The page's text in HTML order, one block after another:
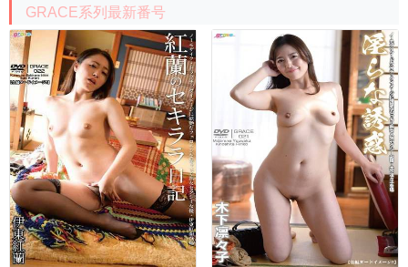
GRACE系列最新番号